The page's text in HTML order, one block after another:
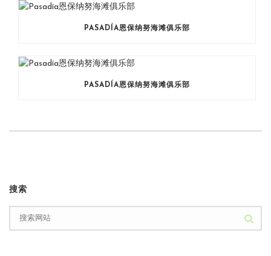
PASADÍA恩保纳努海滩俱乐部
PASADÍA恩保纳努海滩俱乐部
搜索